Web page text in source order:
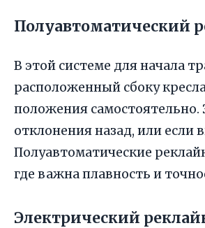
Полуавтоматический
В этой системе для начала
расположенный сбоку
положения самостоятельно.
отклонения назад, или
Полуавтоматические
где важна плавность и
Электрический